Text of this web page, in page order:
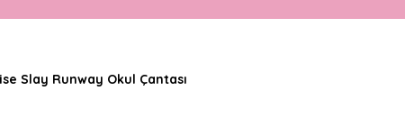
Slay Runway Okul Çantası